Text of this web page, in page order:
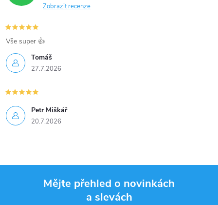
Zobrazit recenze
Tomáš
27.7.2026
Vše super 👍
Petr Miškář
20.7.2026
Mějte přehled o novinkách
a slevách